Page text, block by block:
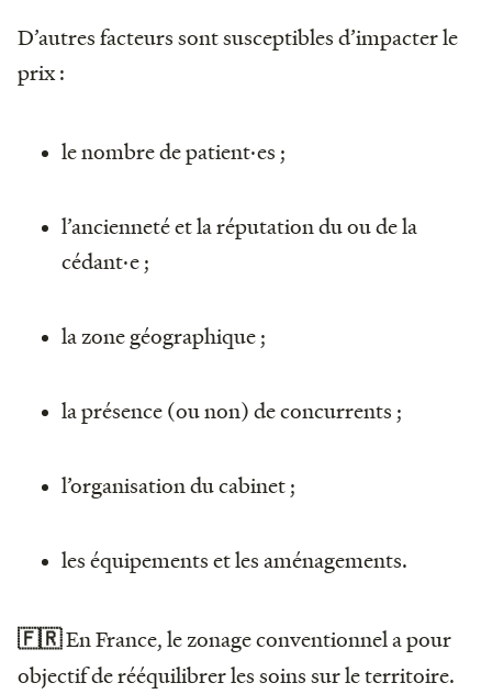
D’autres facteurs sont susceptibles d’impacter le
prix :
le nombre de patient·es ;
l’ancienneté et la réputation du ou de la
cédant·e ;
la zone géographique ;
la présence (ou non) de concurrents ;
l’organisation du cabinet ;
les équipements et les aménagements.
🇫🇷En France, le zonage conventionnel a pour
objectif de rééquilibrer les soins sur le territoire.